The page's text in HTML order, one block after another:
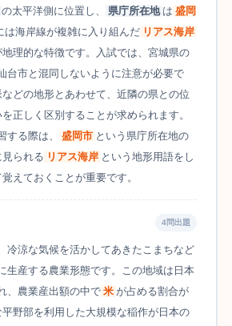
の太平洋側に位置し、 県庁所在地 は 盛岡
は海岸線が複雑に入り組んだ リアス海岸
理的な特徴です。入試では、宮城県の
台市と混同しないように注意が必要で
どの地形とあわせて、近隣の県との位
正しく区別することが求められます。
する際は、 盛岡市 という県庁所在地の
られる リアス海岸 という地形用語をし
えておくことが重要です。
4問出題
冷涼な気候を活かしてあきたこまちなど
生産する農業形態です。この地域は日本
、農業産出額の中で 米 が占める割合が
野部を利用した大規模な稲作が日本の